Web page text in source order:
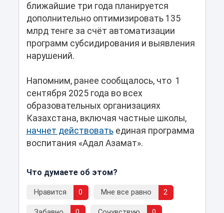
ближайшие три года планируется
дополнительно оптимизировать 135
млрд тенге за счёт автоматизации
программ субсидирования и выявления
нарушений.
Напомним, ранее сообщалось, что 1
сентября 2025 года во всех
образовательных организациях
Казахстана, включая частные школы,
начнет действоватьединая программа
воспитания «Адал Азамат».
Что думаете об этом?
Нравится 0 Мне все равно 2